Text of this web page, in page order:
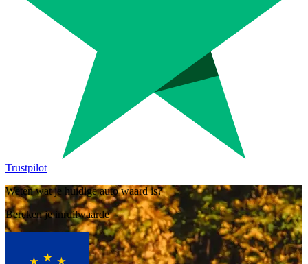
Trustpilot
Weten wat je huidige auto waard is?
Bereken je inruilwaarde